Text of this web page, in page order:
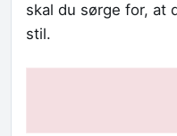
skal du sørge for, at
stil.